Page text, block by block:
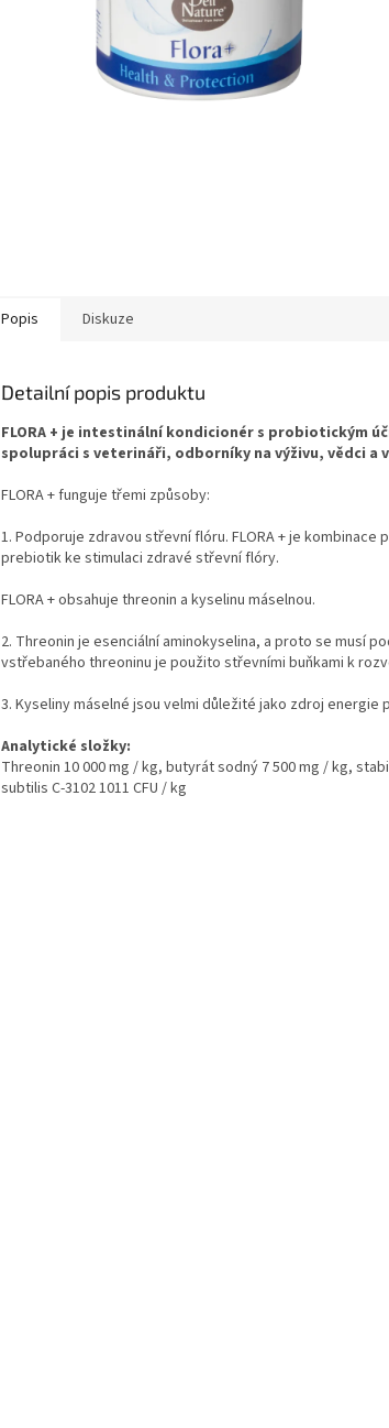
Popis Diskuze
Detailní popis produktu
FLORA + je intestinální kondicionér s probiotickým
spolupráci s veterináři, odborníky na výživu, vědci a
FLORA + funguje třemi způsoby:
1. Podporuje zdravou střevní flóru. FLORA + je kombinace
prebiotik ke stimulaci zdravé střevní flóry.
FLORA + obsahuje threonin a kyselinu máselnou.
2. Threonin je esenciální aminokyselina, a proto se musí
vstřebaného threoninu je použito střevními buňkami k
3. Kyseliny máselné jsou velmi důležité jako zdroj energie
Analytické složky:
Threonin 10 000 mg / kg, butyrát sodný 7 500 mg / kg,
subtilis C-3102 1011 CFU / kg